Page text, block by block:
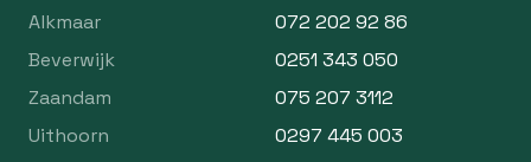
Alkmaar
072 202 92 86
Beverwijk
0251 343 050
Zaandam
075 207 3112
Uithoorn
0297 445 003